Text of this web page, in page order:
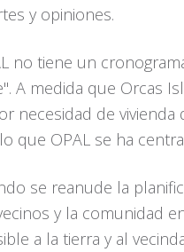
y opiniones.
no tiene un
A medida que Orcas
necesidad de
que OPAL se ha
se reanude la
y la comunidad
a la tierra y al